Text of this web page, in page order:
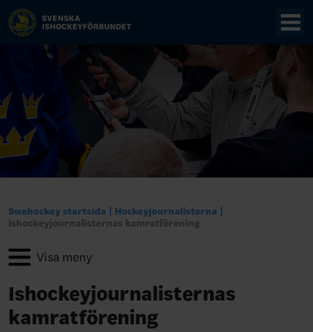
Swehockey startsida
Hockeyjournalisterna
Ishockeyjournalisternas kamratförening
Ishockeyjournalisternas
kamratförening